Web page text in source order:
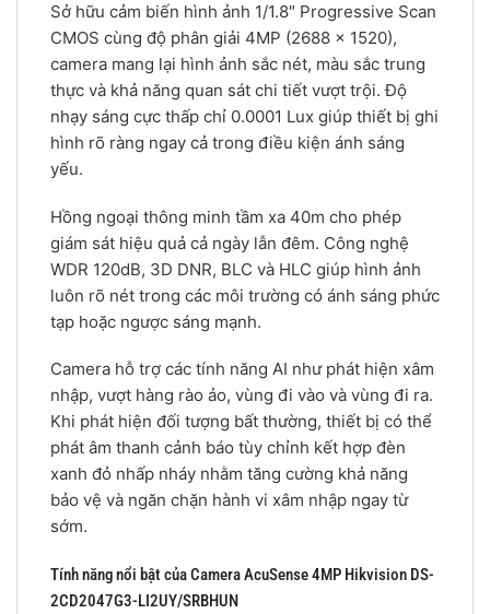
Sở hữu cảm biến hình ảnh 1/1.8″ Progressive Scan
CMOS cùng độ phân giải 4MP (2688 × 1520),
camera mang lại hình ảnh sắc nét, màu sắc trung
thực và khả năng quan sát chi tiết vượt trội. Độ
nhạy sáng cực thấp chỉ 0.0001 Lux giúp thiết bị ghi
hình rõ ràng ngay cả trong điều kiện ánh sáng
yếu.
Hồng ngoại thông minh tầm xa 40m cho phép
giám sát hiệu quả cả ngày lẫn đêm. Công nghệ
WDR 120dB, 3D DNR, BLC và HLC giúp hình ảnh
luôn rõ nét trong các môi trường có ánh sáng phức
tạp hoặc ngược sáng mạnh.
Camera hỗ trợ các tính năng AI như phát hiện xâm
nhập, vượt hàng rào ảo, vùng đi vào và vùng đi ra.
Khi phát hiện đối tượng bất thường, thiết bị có thể
phát âm thanh cảnh báo tùy chỉnh kết hợp đèn
xanh đỏ nhấp nháy nhằm tăng cường khả năng
bảo vệ và ngăn chặn hành vi xâm nhập ngay từ
sớm.
Tính năng nổi bật của Camera AcuSense 4MP Hikvision DS-
2CD2047G3-LI2UY/SRBHUN